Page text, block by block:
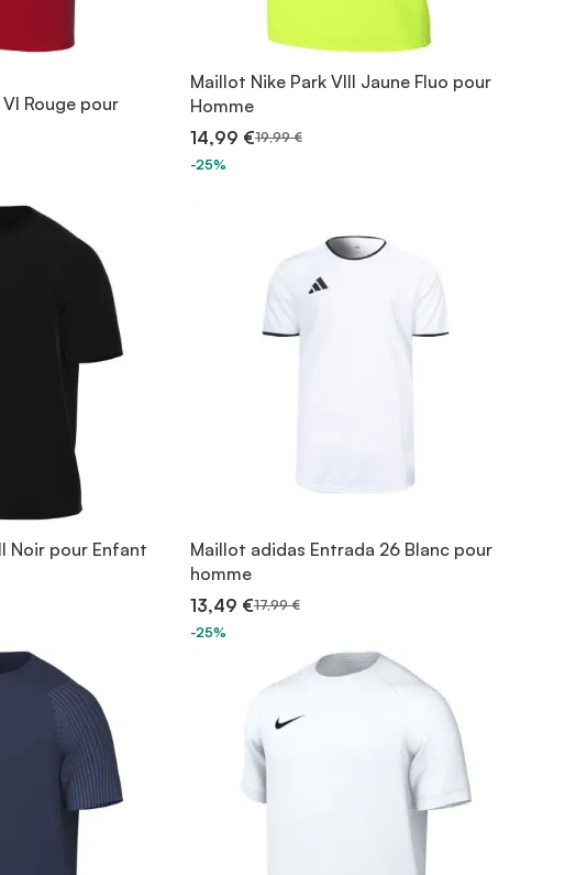
Rouge pour
Maillot Nike Park VIII Jaune Fluo pour
Homme
14,99 €19,99 €
-25%
Noir pour Enfant
Maillot adidas Entrada 26 Blanc pour
homme
13,49 €17,99 €
-25%